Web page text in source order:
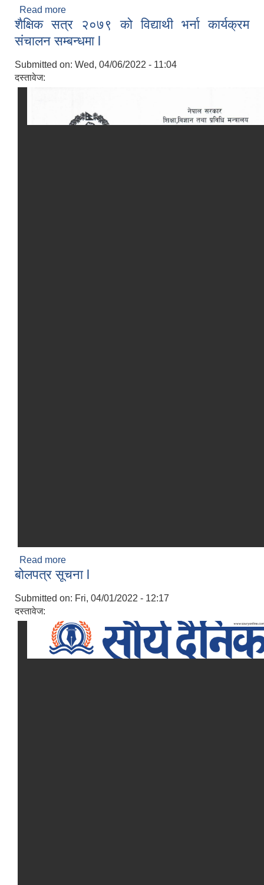
Read more
शैक्षिक सत्र २०७९ को विद्याथी भर्ना कार्यक्रम
संचालन सम्बन्धमा l
Submitted on: Wed, 04/06/2022 - 11:04
दस्तावेज:
Read more
संचालन सम्बन्धमा l
बोलपत्र सूचना l
Submitted on: Fri, 04/01/2022 - 12:17
दस्तावेज: